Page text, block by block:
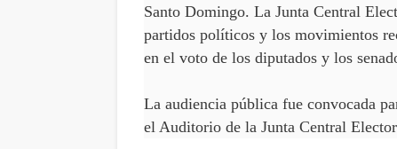
Santo Domingo. La Junta Central
partidos políticos y los movimientos
en el voto de los diputados y los
La audiencia pública fue convocada
el Auditorio de la Junta Central